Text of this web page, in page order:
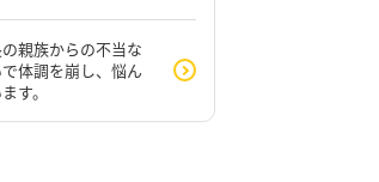
親族からの不当な
体調を崩し、悩ん
す。